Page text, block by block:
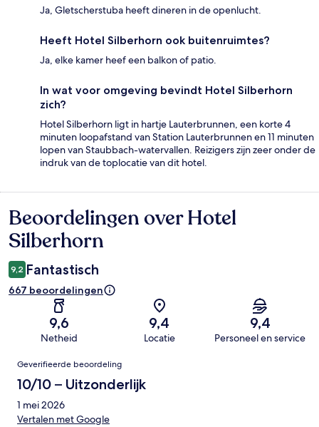
Ja, Gletscherstuba heeft dineren in de openlucht.
Heeft Hotel Silberhorn ook buitenruimtes?
Ja, elke kamer heef een balkon of patio.
In wat voor omgeving bevindt Hotel Silberhorn
zich?
Hotel Silberhorn ligt in hartje Lauterbrunnen, een korte 4
minuten loopafstand van Station Lauterbrunnen en 11 minuten
lopen van Staubbach-watervallen. Reizigers zijn zeer onder de
indruk van de toplocatie van dit hotel.
Beoordelingen
Beoordelingen over Hotel
Silberhorn
9,2 Fantastisch
667 beoordelingen
9,6
Netheid
9,4
Locatie
9,4
Personeel en service
Beoordelingen
Geverifieerde beoordeling
10/10 – Uitzonderlijk
1 mei 2026
Vertalen met Google